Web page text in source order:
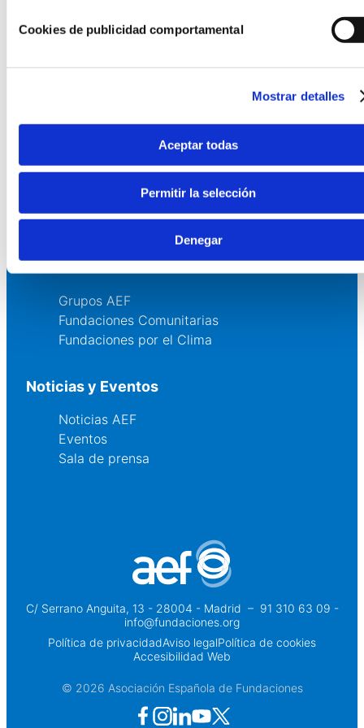
Cookies de publicidad comportamental
Mostrar detalles
Aceptar todas
Permitir la selección
Denegar
La AEF
Quienes somos
Formación y eventos
Convocatoria de Fundaciones
Grupos AEF
Fundaciones Comunitarias
Fundaciones por el Clima
Noticias y Eventos
Noticias AEF
Eventos
Sala de prensa
C/ Serrano Anguita, 13 - 28004 - Madrid – 91 310 63 09 -
info@fundaciones.org
Política de privacidadAviso legalPolítica de cookies
Accesibilidad Web
© 2026 Asociación Española de Fundaciones